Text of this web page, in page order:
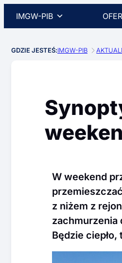
IMGW-PIB
GDZIE JESTEŚ:IMGW-PIB
W weekend
z niżem z
zachmurzenia
Będzie